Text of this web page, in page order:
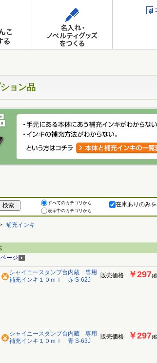
ョン品
すべてのカテゴリから
表示中のカテゴリから
在庫ありのみ
補充インキ
ージ
シャイニースタンプ台内蔵 専用
補充インキ１０ｍｌ 赤 S-62J
販売価格 ￥297(
シャイニースタンプ台内蔵 専用
補充インキ１０ｍｌ 青 S-63J
販売価格 ￥297(